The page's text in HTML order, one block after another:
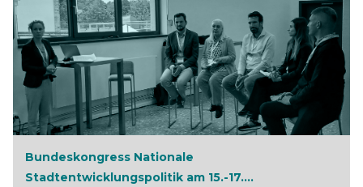
Bundeskongress Nationale
Stadtentwicklungspolitik am 15.-17....